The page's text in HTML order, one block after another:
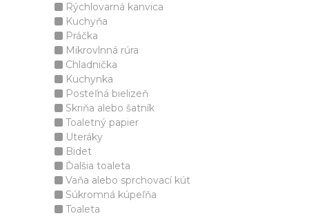
Rýchlovarná kanvica
Kuchyňa
Práčka
Mikrovlnná rúra
Chladnička
Kuchynka
Posteľná bielizeň
Skriňa alebo šatník
Toaletný papier
Uteráky
Bidet
Ďalšia toaleta
Vaňa alebo sprchovací kút
Súkromná kúpeľňa
Toaleta